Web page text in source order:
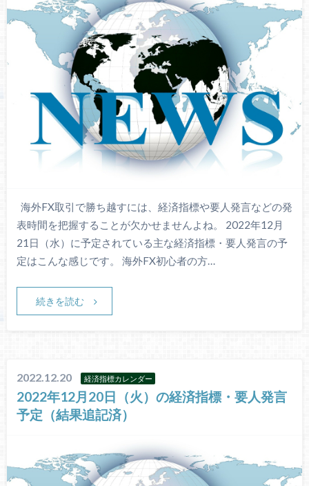
海外FX取引で勝ち越すには、経済指標や要人発言などの発
表時間を把握することが欠かせませんよね。 2022年12月
21日（水）に予定されている主な経済指標・要人発言の予
定はこんな感じです。 海外FX初心者の方…
続きを読む
2022.12.20 経済指標カレンダー
2022年12月20日（火）の経済指標・要人発言
予定（結果追記済）